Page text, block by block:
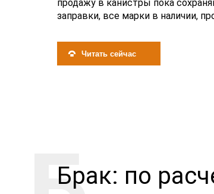
продажу в канистры пока
заправки, все марки в наличии,
Читать сейчас
Брак: по